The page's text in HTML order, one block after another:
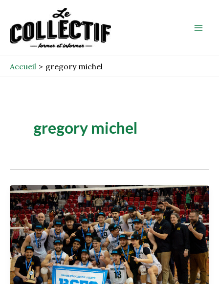
contenu
Accueil gregory michel
gregory michel